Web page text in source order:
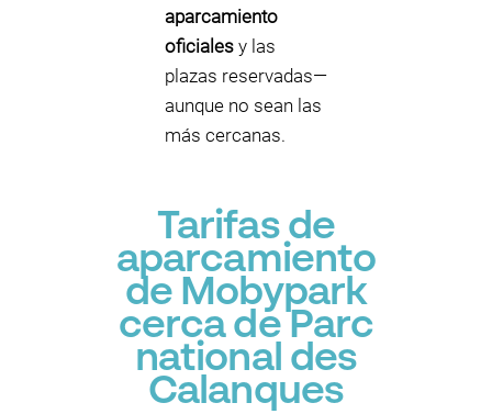
aparcamiento
oficiales y las
plazas reservadas—
aunque no sean las
más cercanas.
Tarifas de
aparcamiento
de Mobypark
cerca de Parc
national des
Calanques